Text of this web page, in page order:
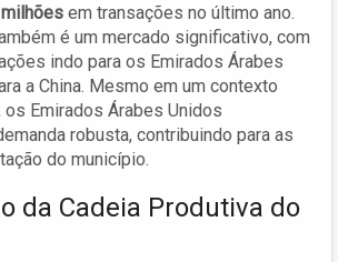
em transações no último ano.
é um mercado significativo, com
indo para os Emirados Árabes
a China. Mesmo em um contexto
Emirados Árabes Unidos
robusta, contribuindo para as
do município.
da Cadeia Produtiva do